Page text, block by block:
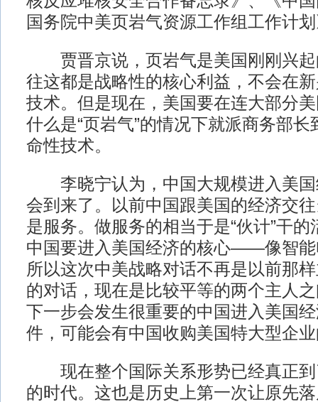
国务院中美页岩气资源工作组工作计
贾晋京说，页岩气是美国刚刚兴起
往这都是战略性的核心利益，不会在
技术。但是现在，美国要在连大部分
什么是“页岩气”的情况下就派商务部
命性技术。
李晓宁认为，中国大规模进入美国
会到来了。以前中国跟美国的经济交
是服务。做服务的相当于是“伙计”干
中国要进入美国经济的核心——像智能
所以这次中美战略对话不再是以前那样
的对话，现在是比较平等的两个主人
下一步会发生很重要的中国进入美国
件，可能会有中国收购美国特大型企
现在整个国际关系形势已经真正到
的时代。这也是历史上第一次让原先